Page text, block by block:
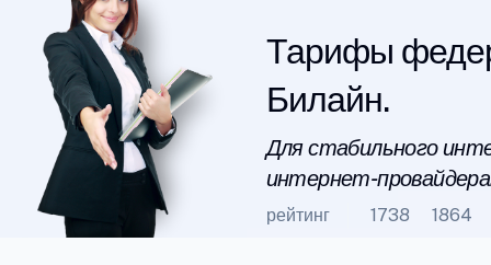
Тарифы
Билайн.
Для стабильного
интернет-
рейтинг 1738 1864